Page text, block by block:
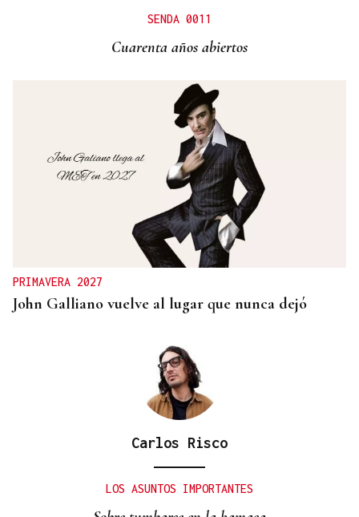
Prisión sin fianza para el hombre que asesinó a su
SENDA 0011
Cuarenta años abiertos
PRIMAVERA 2027
John Galliano vuelve al lugar que nunca dejó
Carlos Risco
LOS ASUNTOS IMPORTANTES